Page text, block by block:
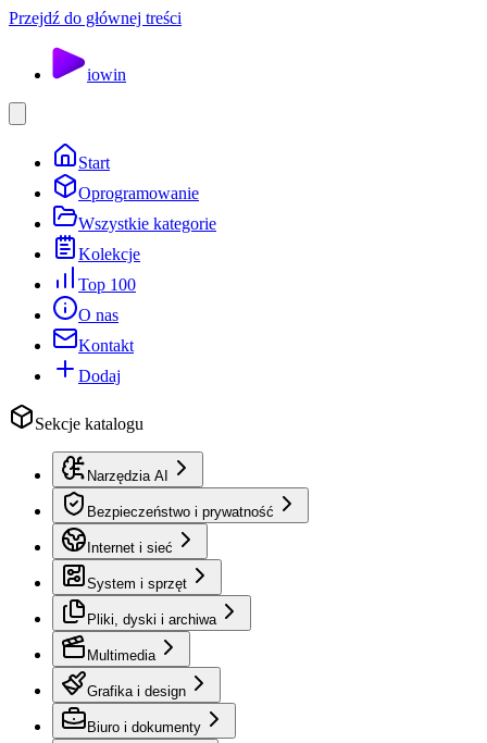
Przejdź do głównej treści
iowin
Start
Oprogramowanie
Wszystkie kategorie
Kolekcje
Top 100
O nas
Kontakt
Dodaj
Sekcje katalogu
Narzędzia AI
Bezpieczeństwo i prywatność
Internet i sieć
System i sprzęt
Pliki, dyski i archiwa
Multimedia
Grafika i design
Biuro i dokumenty